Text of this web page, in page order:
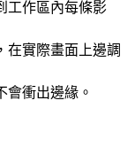
工作區內每條影
在實際畫面上邊調
會衝出邊緣。